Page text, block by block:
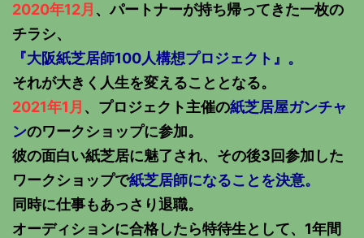
2020年12月 、パートナーが持ち帰ってきた一枚の
チラシ、
『大阪紙芝居師100人構想プロジェクト』。
それが大きく人生を変えることとなる。
2021年1月 、プロジェクト主催の紙芝居屋ガンチャ
ンのワークショップに参加。
彼の面白い紙芝居に魅了され、その後3回参加した
ワークショップで紙芝居師になることを決意。
同時に仕事もあっさり退職。
オーディションに合格したら特待生として、1年間